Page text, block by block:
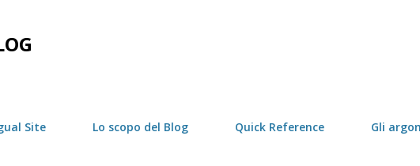
Site Lo scopo del Blog Quick Reference Gli